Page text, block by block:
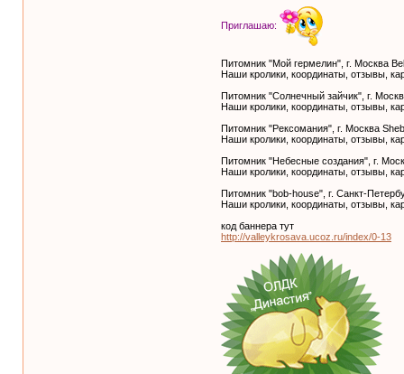
Приглашаю:
Питомник "Мой гермелин", г. Москва
Наши кролики, координаты, отзывы,
Питомник "Солнечный зайчик", г.
Наши кролики, координаты, отзывы,
Питомник "Рексомания", г. Москва
Наши кролики, координаты, отзывы,
Питомник "Небесные создания", г.
Наши кролики, координаты, отзывы,
Питомник "bob-house", г. Санкт-
Наши кролики, координаты, отзывы,
код баннера тут
http://valleykrosava.ucoz.ru/index/0-13